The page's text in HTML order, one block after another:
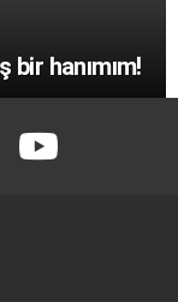
hanımım!
youtube